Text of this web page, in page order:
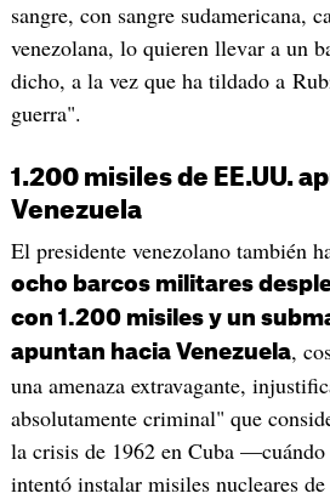
sangre, con sangre sudamericana,
venezolana, lo quieren llevar a un
dicho, a la vez que ha tildado a
guerra".
1.200 misiles de EE.UU.
Venezuela
El presidente venezolano también
ocho barcos militares
con 1.200 misiles y un
apuntan hacia Venezuela,
una amenaza extravagante,
absolutamente criminal" que
la crisis de 1962 en Cuba
intentó instalar misiles nucleares